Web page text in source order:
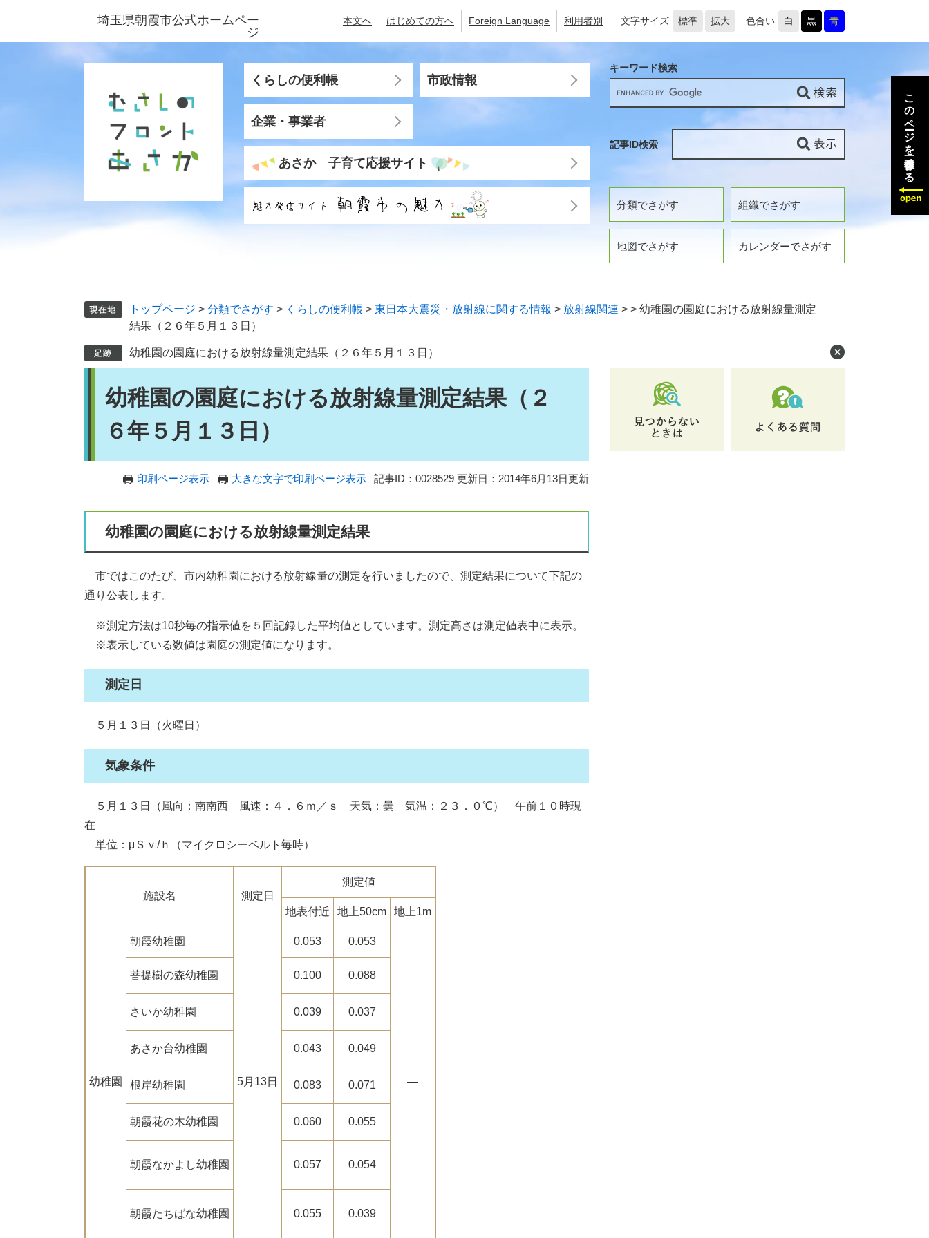
ジ
ュ
埼玉県朝霞市公式ホームペー
ジ
本文へ はじめての方へ Foreign Language 利用者別 文字サイズ 標準 拡大 色合い 白 黒 青
くらしの便利帳 市政情報
企業・事業者
あさか 子育て応援サイト
分類でさがす 組織でさがす
地図でさがす カレンダーでさがす
キーワード検索
記事ID検索
トップページ > 分類でさがす > くらしの便利帳 > 東日本大震災・放射線に関する情報 > 放射線関連 > > 幼稚園の園庭における放射線量測定
結果（２６年５月１３日）
幼稚園の園庭における放射線量測定結果（２６年５月１３日）
幼稚園の園庭における放射線量測定結果（２
６年５月１３日）
印刷ページ表示 大きな文字で印刷ページ表示 記事ID：0028529 更新日：2014年6月13日更新
幼稚園の園庭における放射線量測定結果
市ではこのたび、市内幼稚園における放射線量の測定を行いましたので、測定結果について下記の
通り公表します。
※測定方法は10秒毎の指示値を５回記録した平均値としています。測定高さは測定値表中に表示。
※表示している数値は園庭の測定値になります。
測定日
５月１３日（火曜日）
気象条件
５月１３日（風向：南南西 風速：４．６ｍ／ｓ 天気：曇 気温：２３．０℃） 午前１０時現
在
単位：μＳｖ/ｈ（マイクロシーベルト毎時）
施設名 測定日
測定値
地表付近 地上50cm 地上1m
幼稚園
朝霞幼稚園
5月13日
0.053 0.053
―
菩提樹の森幼稚園 0.100 0.088
さいか幼稚園 0.039 0.037
あさか台幼稚園 0.043 0.049
根岸幼稚園 0.083 0.071
朝霞花の木幼稚園 0.060 0.055
朝霞なかよし幼稚園 0.057 0.054
朝霞たちばな幼稚園 0.055 0.039
このページを一時保存する